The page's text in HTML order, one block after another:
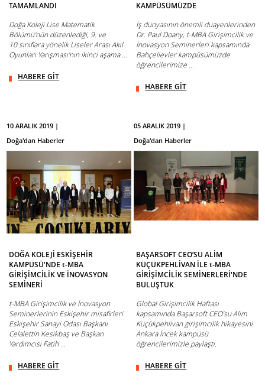
TAMAMLANDI
Doğa Koleji Lise Matematik
Bölümü'nün düzenlediği, 9. ve
10.sınıflara yönelik Liseler Arası Akıl
Oyunları Yarışması'nın ikinci aşama ...
HABERE GİT
KAMPÜSÜMÜZDE
İş dünyasının önemli duayenlerinden
Dr. Paul Doany, t-MBA Girişimcilik ve
İnovasyon Seminerleri kapsamında
Bahçelievler kampüsümüzde
öğrencilerimize ...
HABERE GİT
10 ARALIK 2019 |
Doğa'dan Haberler
DOĞA KOLEJİ ESKİŞEHİR
KAMPÜSÜ'NDE t-MBA
GİRİŞİMCİLİK VE İNOVASYON
SEMİNERİ
t-MBA Girişimcilik ve İnovasyon
Seminerlerinin Eskişehir misafirleri
Eskişehir Sanayi Odası Başkanı
Celalettin Kesikbaş ve Başkan
Yardımcısı Fatih ...
HABERE GİT
05 ARALIK 2019 |
Doğa'dan Haberler
BAŞARSOFT CEO’SU ALİM
KÜÇÜKPEHLİVAN İLE t-MBA
GİRİŞİMCİLİK SEMİNERLERİ'NDE
BULUŞTUK
Global Girişimcilik Haftası
kapsamında Başarsoft CEO’su Alim
Küçükpehlivan girişimcilik hikayesini
Ankara İncek kampüsü
öğrencilerimizle paylaştı.
HABERE GİT